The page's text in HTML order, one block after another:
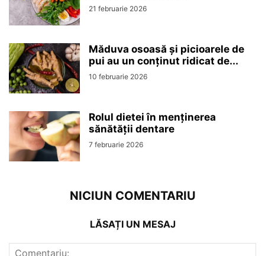
21 februarie 2026
Măduva osoasă și picioarele de
pui au un conținut ridicat de...
10 februarie 2026
Rolul dietei în menținerea
sănătății dentare
7 februarie 2026
NICIUN COMENTARIU
LĂSAȚI UN MESAJ